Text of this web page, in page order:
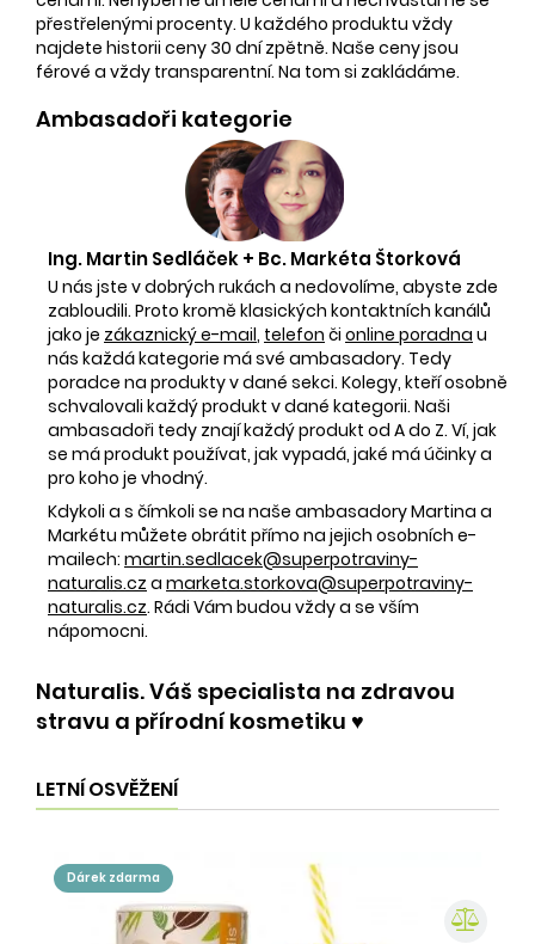
přestřelenými procenty. U každého produktu vždy
najdete historii ceny 30 dní zpětně. Naše ceny jsou
férové a vždy transparentní. Na tom si zakládáme.
Ambasadoři kategorie
Ing. Martin Sedláček + Bc. Markéta Štorková
U nás jste v dobrých rukách a nedovolíme, abyste zde
zabloudili. Proto kromě klasických kontaktních kanálů
jako je zákaznický e-mail, telefon či online poradna u
nás každá kategorie má své ambasadory. Tedy
poradce na produkty v dané sekci. Kolegy, kteří osobně
schvalovali každý produkt v dané kategorii. Naši
ambasadoři tedy znají každý produkt od A do Z. Ví, jak
se má produkt používat, jak vypadá, jaké má účinky a
pro koho je vhodný.
Kdykoli a s čímkoli se na naše ambasadory Martina a
Markétu můžete obrátit přímo na jejich osobních e-
mailech: martin.sedlacek@superpotraviny-
naturalis.cz a marketa.storkova@superpotraviny-
naturalis.cz. Rádi Vám budou vždy a se vším
nápomocni.
Naturalis. Váš specialista na zdravou
stravu a přírodní kosmetiku ♥️
LETNÍ OSVĚŽENÍ
dárek zdarma